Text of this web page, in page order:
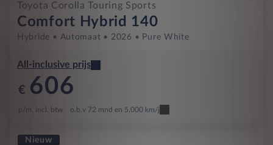
Toyota Corolla Touring Sports
Comfort Hybrid 140
Hybride Automaat 2026 Pure White
All-inclusive prijs
€ 606
p/m. incl. btw o.b.v 72 mnd en 5,000 km/j
Nieuw